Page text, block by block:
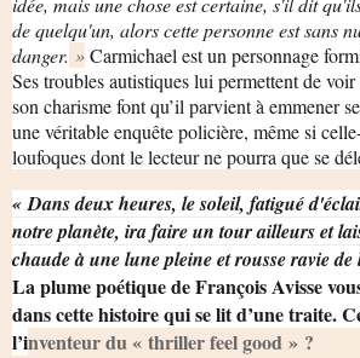
de quelqu'un, alors cette personne est sans
danger. »Carmichael est un personnage
Ses troubles autistiques lui permettent de
son charisme font qu’il parvient à emmener
une véritable enquête policière, même si
loufoques dont le lecteur ne pourra que se
« Dans deux heures, le soleil, fatigué
notre planète, ira faire un tour ailleurs et
chaude à une lune pleine et rousse ravie de
La plume poétique de François Avisse
dans cette histoire qui se lit d’une traite.
l’inventeur du « thriller feel good » ?